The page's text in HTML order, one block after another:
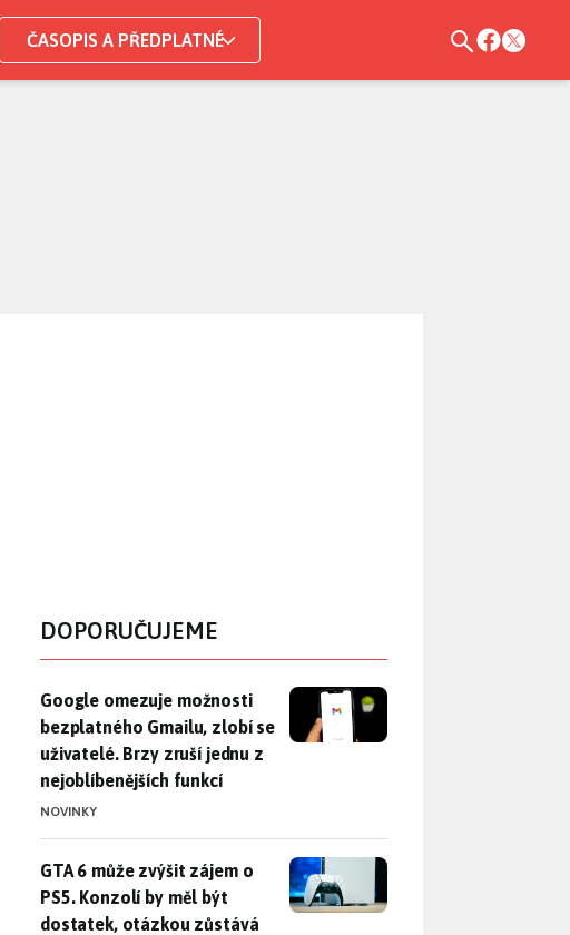
ČASOPIS A PŘEDPLATNÉ
DOPORUČUJEME
Google omezuje možnosti bezplatného Gmailu, zlobí se
Google omezuje možnosti
bezplatného Gmailu, zlobí se
uživatelé. Brzy zruší jednu z
nejoblíbenějších funkcí
NOVINKY
GTA 6 může zvýšit zájem o PS5. Konzolí by měl být dostatek,
GTA 6 může zvýšit zájem o
PS5. Konzolí by měl být
dostatek, otázkou zůstává